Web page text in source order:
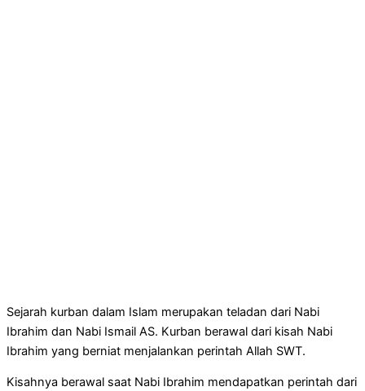
Sejarah kurban dalam Islam merupakan teladan dari Nabi
Ibrahim dan Nabi Ismail AS. Kurban berawal dari kisah Nabi
Ibrahim yang berniat menjalankan perintah Allah SWT.
Kisahnya berawal saat Nabi Ibrahim mendapatkan perintah dari